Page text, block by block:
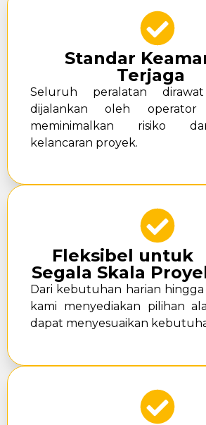
Standar
Terjaga
Seluruh peralatan
dijalankan oleh operator
meminimalkan risiko
kelancaran proyek.
Fleksibel untuk
Segala Skala
Dari kebutuhan harian
kami menyediakan pilihan
dapat menyesuaikan